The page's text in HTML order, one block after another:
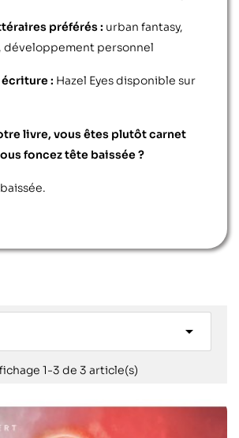
préférés : urban fantasy,
développement personnel
: Hazel Eyes disponible sur
livre, vous êtes plutôt carnet
foncez tête baissée ?

1-3 de 3 article(s)